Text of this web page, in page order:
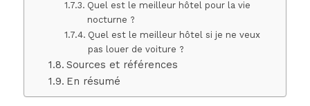
Quel est le meilleur hôtel pour la vie
nocturne ?
Quel est le meilleur hôtel si je ne veux
pas louer de voiture ?
Sources et références
En résumé